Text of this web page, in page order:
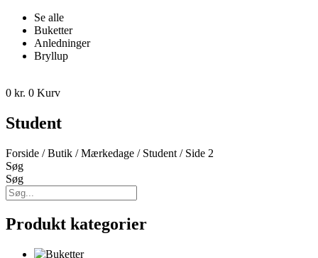
Se alle
Buketter
Anledninger
Bryllup
0 kr. 0 Kurv
Student
Forside /Butik /Mærkedage / Student / Side 2
Søg
Søg
Produkt kategorier